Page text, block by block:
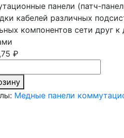
панели (патч-
кабелей различных
компонентов сети друг
₽
Медные панели